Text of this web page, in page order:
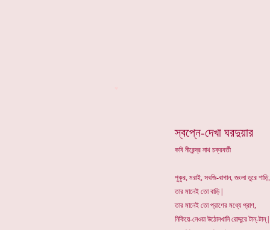
স্বপ্নে-দেখা ঘরদুয়ার
কবি নীরেন্দ্র নাথ চক্রবর্তী
পুকুর, মরাই, সবজি-বাগান, জংলা ডুরে শাড়ি,
তার মানেই তো বাড়ি |
তার মানেই তো প্রাণের মধ্যে প্রাণ,
নিকিয়ে-নেওয়া উঠোনখানি রোদ্দুরে টান্-টান্ |